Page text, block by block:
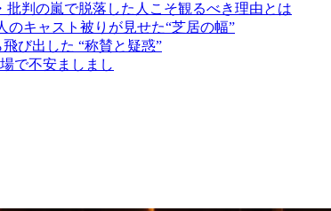
批判の嵐で脱落した人こそ観るべき理由とは
キャスト被りが見せた“芝居の幅”
び出した “称賛と疑惑”
で不安ましまし